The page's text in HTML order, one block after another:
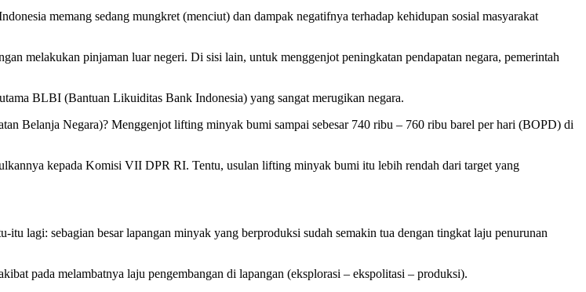
memang sedang mungkret (menciut) dan dampak negatifnya terhadap kehidupan sosial masyarakat
melakukan pinjaman luar negeri. Di sisi lain, untuk menggenjot peningkatan pendapatan negara, pemerintah
BLBI (Bantuan Likuiditas Bank Indonesia) yang sangat merugikan negara.
Belanja Negara)? Menggenjot lifting minyak bumi sampai sebesar 740 ribu – 760 ribu barel per hari (BOPD) di
kepada Komisi VII DPR RI. Tentu, usulan lifting minyak bumi itu lebih rendah dari target yang
lagi: sebagian besar lapangan minyak yang berproduksi sudah semakin tua dengan tingkat laju penurunan
pada melambatnya laju pengembangan di lapangan (eksplorasi – ekspolitasi – produksi).